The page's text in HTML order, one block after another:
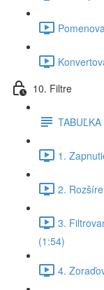
10. Filtre
1.
2.
3.
(1:54)
4.